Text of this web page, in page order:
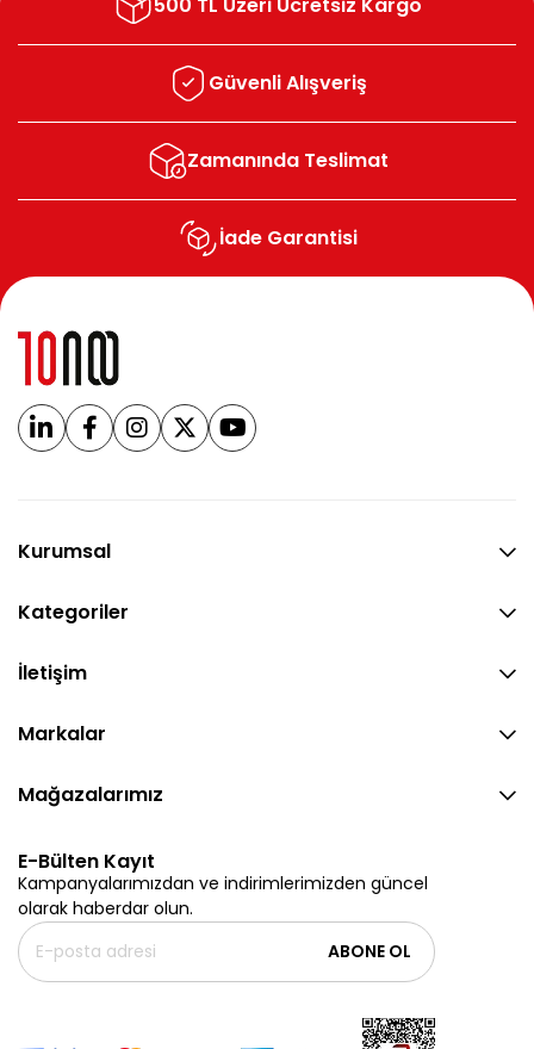
Güvenli Alışveriş
Zamanında Teslimat
İade Garantisi
Kurumsal
Kategoriler
İletişim
Markalar
Mağazalarımız
E-Bülten Kayıt
Kampanyalarımızdan ve indirimlerimizden güncel
olarak haberdar olun.
ABONE OL